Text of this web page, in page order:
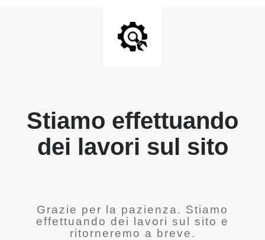
Stiamo effettuando
dei lavori sul sito
Grazie per la pazienza. Stiamo
effettuando dei lavori sul sito e
ritorneremo a breve.